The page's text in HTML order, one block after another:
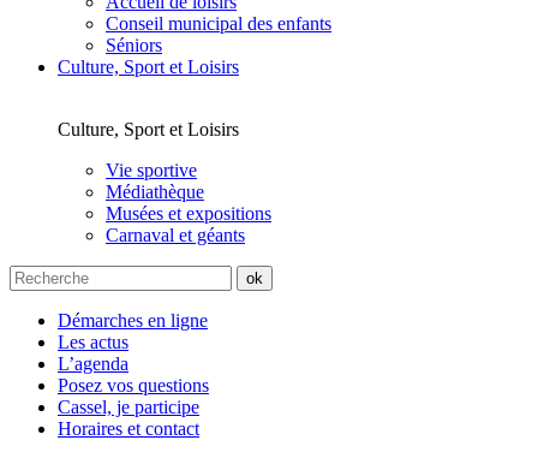
Conseil municipal des enfants
Séniors
Culture, Sport et Loisirs
Culture, Sport et Loisirs
Vie sportive
Médiathèque
Musées et expositions
Carnaval et géants
Démarches en ligne
Les actus
L’agenda
Posez vos questions
Cassel, je participe
Horaires et contact